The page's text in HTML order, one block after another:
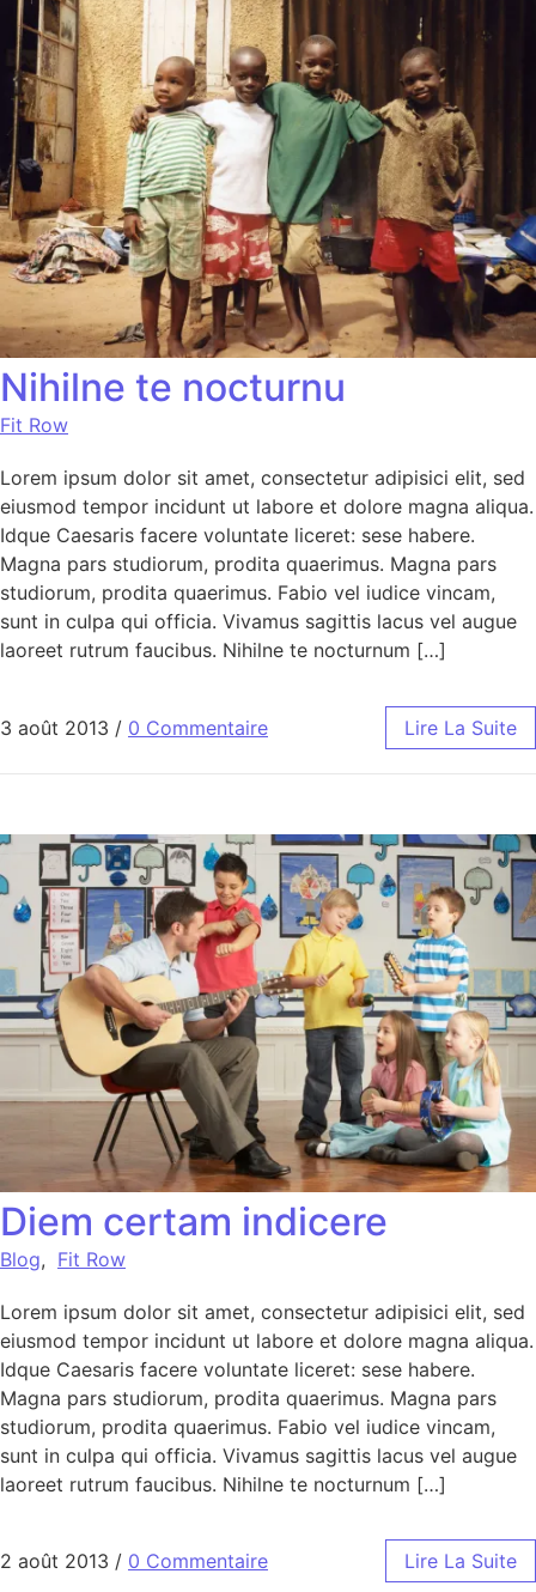
Nihilne te nocturnu
Fit Row
Lorem ipsum dolor sit amet, consectetur adipisici elit, sed
eiusmod tempor incidunt ut labore et dolore magna aliqua.
Idque Caesaris facere voluntate liceret: sese habere.
Magna pars studiorum, prodita quaerimus. Magna pars
studiorum, prodita quaerimus. Fabio vel iudice vincam,
sunt in culpa qui officia. Vivamus sagittis lacus vel augue
laoreet rutrum faucibus. Nihilne te nocturnum […]
3 août 2013 / 0 Commentaire Lire La Suite
Diem certam indicere
Blog, Fit Row
Lorem ipsum dolor sit amet, consectetur adipisici elit, sed
eiusmod tempor incidunt ut labore et dolore magna aliqua.
Idque Caesaris facere voluntate liceret: sese habere.
Magna pars studiorum, prodita quaerimus. Magna pars
studiorum, prodita quaerimus. Fabio vel iudice vincam,
sunt in culpa qui officia. Vivamus sagittis lacus vel augue
laoreet rutrum faucibus. Nihilne te nocturnum […]
2 août 2013 / 0 Commentaire Lire La Suite